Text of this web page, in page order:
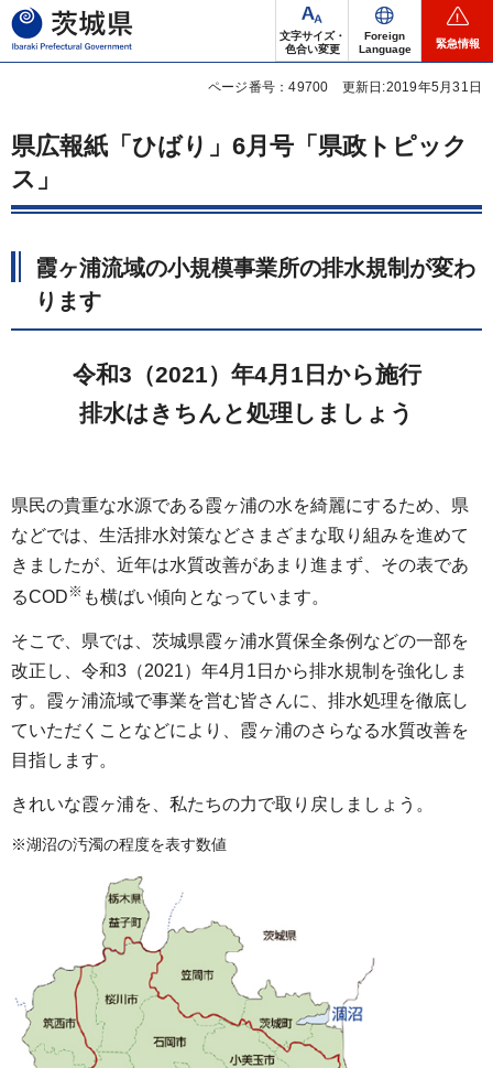
茨城県
文字サイズ・
色合い変更
Foreign
Language
緊急情報
ページ番号：49700 更新日:2019年5月31日
県広報紙「ひばり」6月号「県政トピック
ス」
霞ヶ浦流域の小規模事業所の排水規制が変わ
ります
令和3（2021）年4月1日から施行
排水はきちんと処理しましょう
県民の貴重な水源である霞ヶ浦の水を綺麗にするため、県
などでは、生活排水対策などさまざまな取り組みを進めて
きましたが、近年は水質改善があまり進まず、その表であ
るCOD ※ も横ばい傾向となっています。
そこで、県では、茨城県霞ヶ浦水質保全条例などの一部を
改正し、令和3（2021）年4月1日から排水規制を強化しま
す。霞ヶ浦流域で事業を営む皆さんに、排水処理を徹底し
ていただくことなどにより、霞ヶ浦のさらなる水質改善を
目指します。
きれいな霞ヶ浦を、私たちの力で取り戻しましょう。
※湖沼の汚濁の程度を表す数値